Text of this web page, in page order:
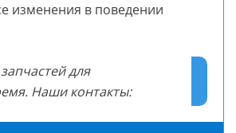
изменения в поведении
для
Наши контакты: